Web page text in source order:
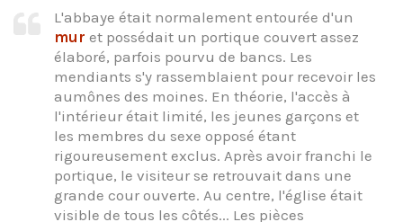
L'abbaye était normalement entourée d'un
mur et possédait un portique couvert assez
élaboré, parfois pourvu de bancs. Les
mendiants s'y rassemblaient pour recevoir les
aumônes des moines. En théorie, l'accès à
l'intérieur était limité, les jeunes garçons et
les membres du sexe opposé étant
rigoureusement exclus. Après avoir franchi le
portique, le visiteur se retrouvait dans une
grande cour ouverte. Au centre, l'église était
visible de tous les côtés... Les pièces